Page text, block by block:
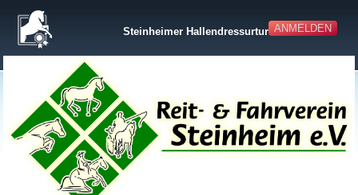
ANMELDEN
Steinheimer Hallendressurturnier